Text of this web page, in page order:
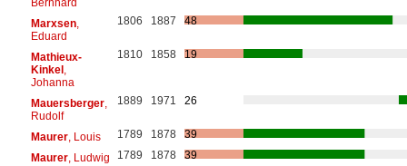
Bernhard
Marxsen,
Eduard
1806 1887 48
Mathieux-
Kinkel ,
Johanna
1810 1858 19
Mauersberger,
Rudolf
1889 1971 26
Maurer, Louis 1789 1878
39
Maurer, Ludwig 1789 1878
39